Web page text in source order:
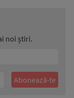
noi știri.